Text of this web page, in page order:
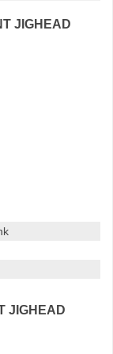
JIGHEAD
JIGHEAD